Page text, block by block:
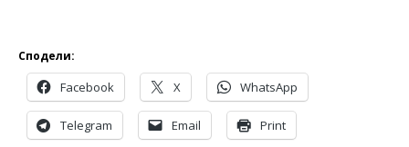
Сподели:
Facebook X WhatsApp
Telegram Email Print